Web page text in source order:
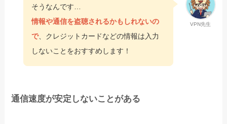
VPN先生
そうなんです…
情報や通信を盗聴されるかもしれないの
で、クレジットカードなどの情報は入力
しないことをおすすめします！
通信速度が安定しないことがある